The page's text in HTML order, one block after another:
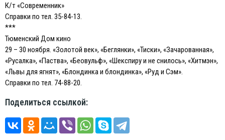
К/т «Современник»
Справки по тел. 35-84-13.
***
Тюменский Дом кино
29 – 30 ноября. «Золотой век», «Беглянки», «Тиски», «Зачарованная»,
«Русалка», «Паства», «Беовульф», «Шекспиру и не снилось», «Хитмэн»,
«Львы для ягнят», «Блондинка и блондинка», «Руд и Сэм».
Справки по тел. 74-88-20.
Поделиться ссылкой: